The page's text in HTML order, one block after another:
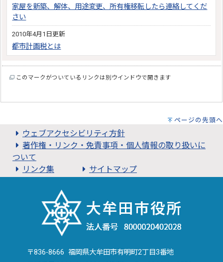
家屋を新築、解体、用途変更、所有権移転したら連絡してくだ
さい
2010年4月1日更新
都市計画税とは
このマークがついているリンクは別ウインドウで開きます
ページの先頭へ
ウェブアクセシビリティ方針
著作権・リンク・免責事項・個人情報の取り扱いに
ついて
リンク集
サイトマップ
〒836-8666 福岡県大牟田市有明町2丁目3番地